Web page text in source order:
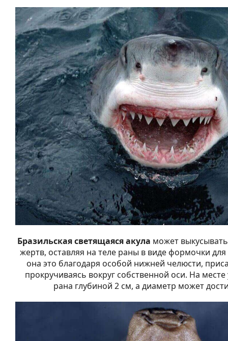
Бразильская светящаяся акула может
жертв, оставляя на теле раны в виде формочки для
она это благодаря особой нижней челюсти,
прокручиваясь вокруг собственной оси. На месте
рана глубиной 2 см, а диаметр может